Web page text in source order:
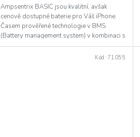
Ampsentrix BASIC jsou kvalitní, avšak
cenově dostupné baterie pro Váš iPhone.
Časem prověřené technologie v BMS
(Battery management system) v kombinaci s
kvalitním článkem...
Kód: 71055